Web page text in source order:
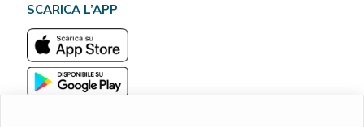
SCARICA L’APP